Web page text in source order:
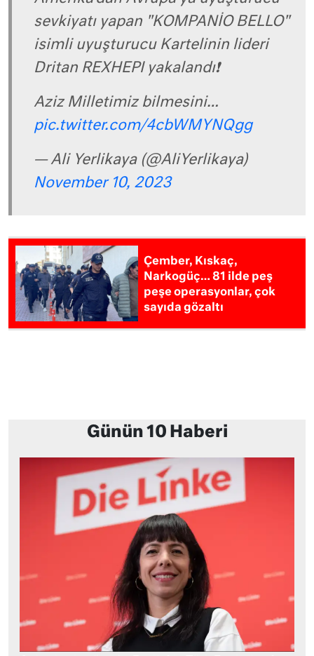
sevkiyatı yapan "KOMPANİO BELLO"
isimli uyuşturucu Kartelinin lideri
Dritan REXHEPI yakalandı❗️
Aziz Milletimiz bilmesini…
pic.twitter.com/4cbWMYNQgg
— Ali Yerlikaya (@AliYerlikaya)
November 10, 2023
Çember, Kıskaç,
Narkogüç… 81 ilde peş
peşe operasyonlar, çok
sayıda gözaltı
Günün 10 Haberi